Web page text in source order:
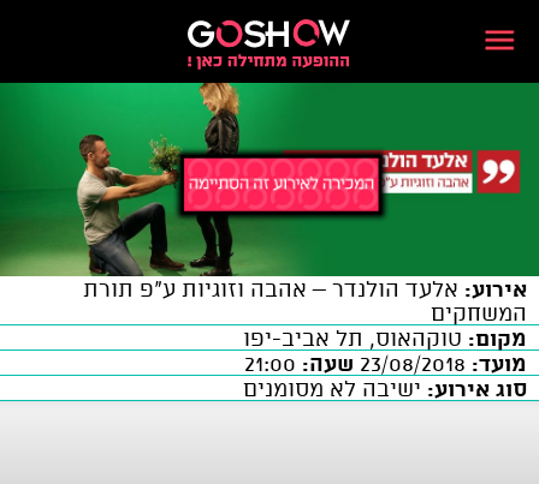
אירוע: אלעד הולנדר – אהבה וזוגיות ע"פ תורת
המשחקים
מקום: טוקהאוס, תל אביב-יפו
מועד:
שעה:
סוג אירוע: ישיבה לא מסומנים